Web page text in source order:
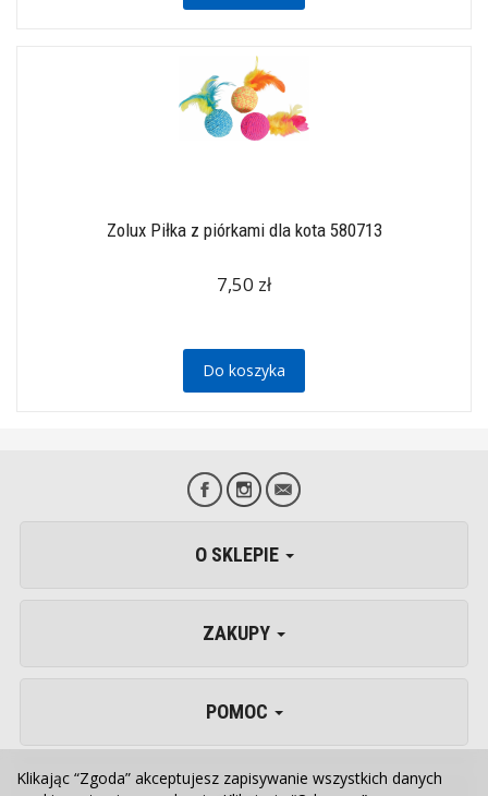
Zolux Piłka z piórkami dla kota 580713
7,50 zł
Do koszyka
O SKLEPIE
ZAKUPY
POMOC
Klikając “Zgoda” akceptujesz zapisywanie wszystkich danych